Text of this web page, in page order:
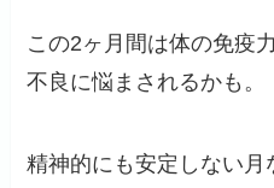
この2ヶ月間は体の免疫
不良に悩まされるかも。
精神的にも安定しない